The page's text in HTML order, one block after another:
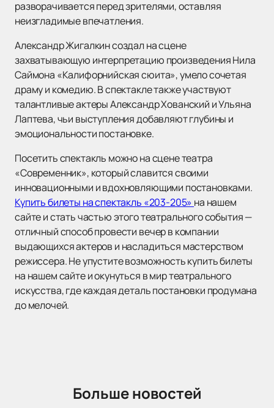
разворачивается перед зрителями, оставляя
неизгладимые впечатления.
Александр Жигалкин создал на сцене
захватывающую интерпретацию произведения Нила
Саймона «Калифорнийская сюита», умело сочетая
драму и комедию. В спектакле также участвуют
талантливые актеры Александр Хованский и Ульяна
Лаптева, чьи выступления добавляют глубины и
эмоциональности постановке.
Посетить спектакль можно на сцене театра
«Современник», который славится своими
инновационными и вдохновляющими постановками.
Купить билеты на спектакль «203-205» на нашем
сайте и стать частью этого театрального события —
отличный способ провести вечер в компании
выдающихся актеров и насладиться мастерством
режиссера. Не упустите возможность купить билеты
на нашем сайте и окунуться в мир театрального
искусства, где каждая деталь постановки продумана
до мелочей.
Больше новостей